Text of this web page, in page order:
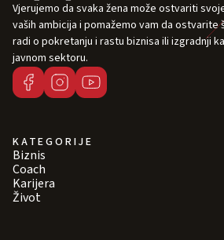
Vjerujemo da svaka žena može ostvariti
vaših ambicija i pomažemo vam da
radi o pokretanju i rastu biznisa ili izgradnji
javnom sektoru.
KATEGORIJE
Biznis
Coach
Karijera
Život